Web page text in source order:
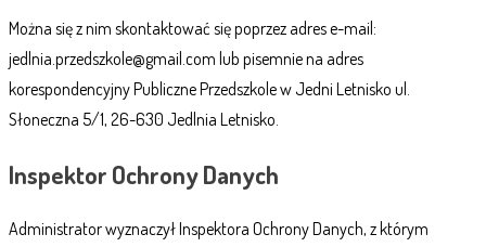
Można się z nim skontaktować się poprzez adres e-mail:
jedlnia.przedszkole@gmail.com lub pisemnie na adres
korespondencyjny Publiczne Przedszkole w Jedni Letnisko ul.
Słoneczna 5/1, 26-630 Jedlnia Letnisko.
Inspektor Ochrony Danych
Administrator wyznaczył Inspektora Ochrony Danych, z którym